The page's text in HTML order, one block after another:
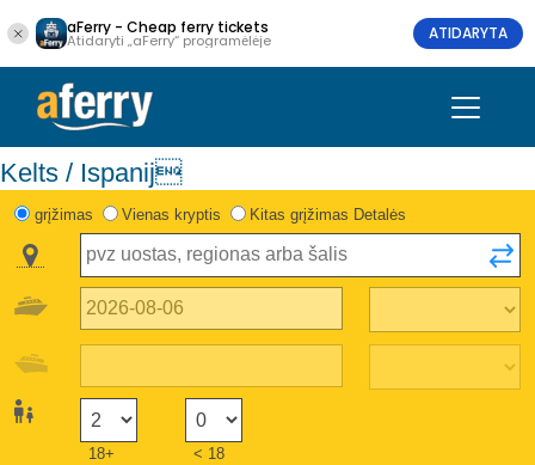
aFerry - Cheap ferry tickets
Atidaryti „aFerry“ programėlėje ATIDARYTA
Kelts / Ispanij
grįžimas Vienas kryptis Kitas grįžimas Detalės
18+ < 18